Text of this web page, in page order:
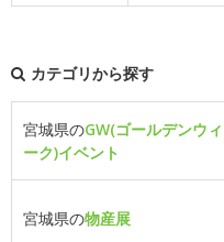
カテゴリから探す
宮城県のGW(ゴールデンウィ
ーク)イベント
宮城県の物産展